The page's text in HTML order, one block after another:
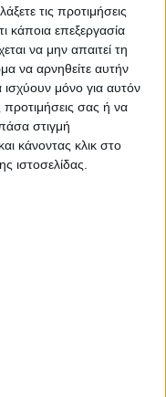
τις προτιμήσεις
κάποια επεξεργασία
να μην απαιτεί τη
να αρνηθείτε αυτήν
ισχύουν μόνο για αυτόν
προτιμήσεις σας ή να
στιγμή
κάνοντας κλικ στο
ιστοσελίδας.